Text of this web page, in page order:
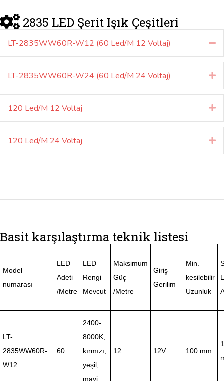
2835 LED Şerit Işık Çeşitleri
LT-2835WW60R-W12 (60 Led/M 12 Voltaj)
LT-2835WW60R-W24 (60 Led/M 24 Voltaj)
120 Led/M 12 Voltaj
120 Led/M 24 Voltaj
Basit karşılaştırma teknik listesi
Model
numarası
LED
Adeti
/Metre
LED
Rengi
Mevcut
Maksimum
Güç
/Metre
Giriş
Gerilim
Min.
kesilebilir
Uzunluk
LT-
2835WW60R-
W12
60
2400-
8000K,
kırmızı,
yeşil,
mavi
12 12V 100 mm